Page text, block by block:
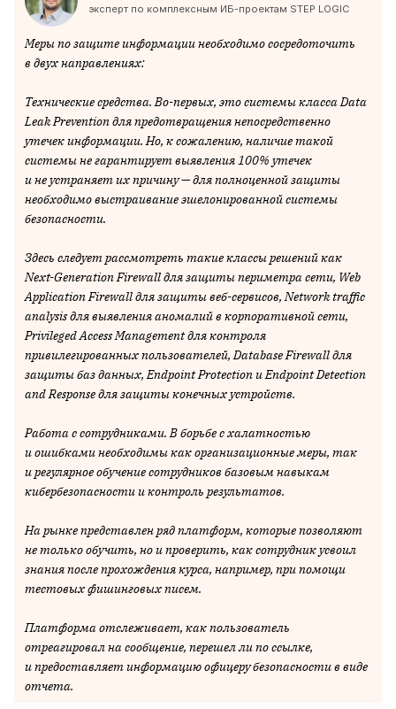
эксперт по комплексным ИБ-проектам STEP LOGIC
Меры по защите информации необходимо сосредоточить
в двух направлениях:
Технические средства. Во-первых, это системы класса Data
Leak Prevention для предотвращения непосредственно
утечек информации. Но, к сожалению, наличие такой
системы не гарантирует выявления 100% утечек
и не устраняет их причину — для полноценной защиты
необходимо выстраивание эшелонированной системы
безопасности.
Здесь следует рассмотреть такие классы решений как
Next-Generation Firewall для защиты периметра сети, Web
Application Firewall для защиты веб-сервисов, Network traffic
analysis для выявления аномалий в корпоративной сети,
Privileged Access Management для контроля
привилегированных пользователей, Database Firewall для
защиты баз данных, Endpoint Protection и Endpoint Detection
and Response для защиты конечных устройств.
Работа с сотрудниками. В борьбе с халатностью
и ошибками необходимы как организационные меры, так
и регулярное обучение сотрудников базовым навыкам
кибербезопасности и контроль результатов.
На рынке представлен ряд платформ, которые позволяют
не только обучить, но и проверить, как сотрудник усвоил
знания после прохождения курса, например, при помощи
тестовых фишинговых писем.
Платформа отслеживает, как пользователь
отреагировал на сообщение, перешел ли по ссылке,
и предоставляет информацию офицеру безопасности в виде
отчета.